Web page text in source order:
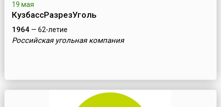
19 мая
КузбассРазрезУголь
1964— 62-летие
Российская угольная компания